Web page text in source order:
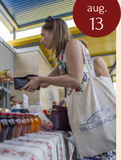
aug.
13